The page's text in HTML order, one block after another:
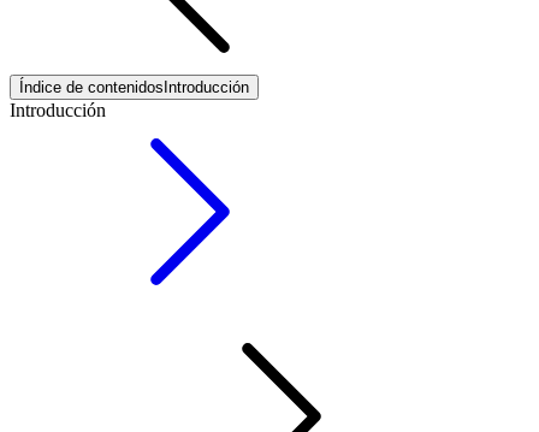
Índice de contenidos Introducción
Introducción